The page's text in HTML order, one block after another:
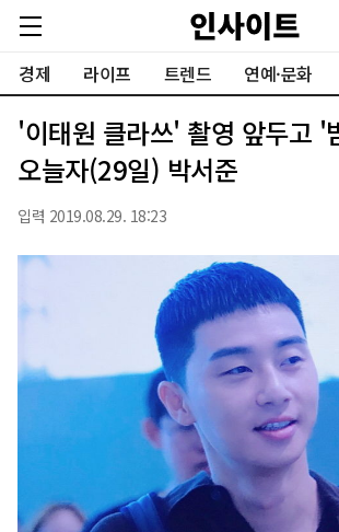
경제 라이프 트렌드 연예·문화
'이태원 클라쓰' 촬영 앞두고 '
오늘자(29일) 박서준
입력 2019.08.29. 18:23